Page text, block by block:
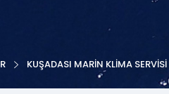
KUŞADASI MARIN KLIMA SERVISI